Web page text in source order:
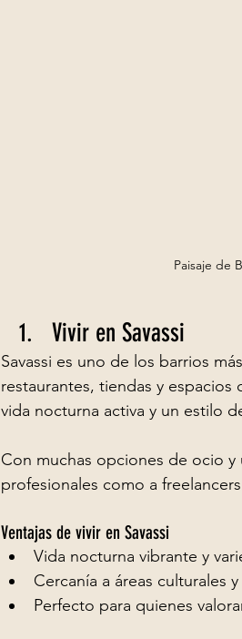
Paisaje de
Vivir en Savassi
Savassi es uno de los barrios
restaurantes, tiendas y
vida nocturna activa y un estilo
Con muchas opciones de ocio y
profesionales como a
Ventajas de vivir en Savassi
Vida nocturna vibrante y
Cercanía a áreas culturales
Perfecto para quienes